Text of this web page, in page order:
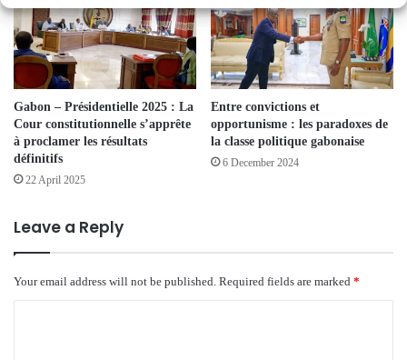
Gabon – Présidentielle 2025 : La
Cour constitutionnelle s’apprête
à proclamer les résultats
définitifs
22 April 2025
Entre convictions et
opportunisme : les paradoxes de
la classe politique gabonaise
6 December 2024
Leave a Reply
Your email address will not be published. Required fields are marked *